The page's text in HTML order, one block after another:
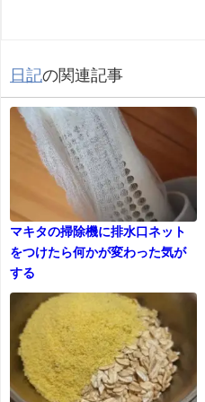
日記の関連記事
マキタの掃除機に排水口ネット
をつけたら何かが変わった気が
する